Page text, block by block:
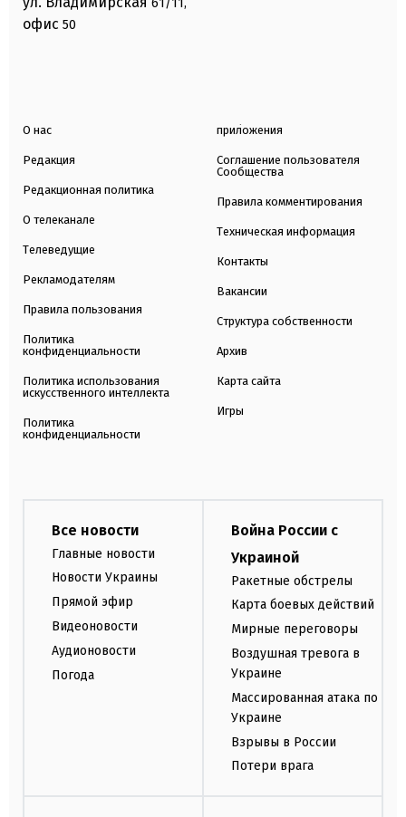
офис 50
О нас
Редакция
Редакционная политика
О телеканале
Телеведущие
Рекламодателям
Правила пользования
Политика
конфиденциальности
Политика использования
искусственного интеллекта
Политика
конфиденциальности
приложения
Соглашение пользователя
Сообщества
Правила комментирования
Техническая информация
Контакты
Вакансии
Структура собственности
Архив
Карта сайта
Игры
Все новости
Главные новости
Новости Украины
Прямой эфир
Видеоновости
Аудионовости
Погода
Война России с
Украиной
Ракетные обстрелы
Карта боевых действий
Мирные переговоры
Воздушная тревога в
Украине
Массированная атака по
Украине
Взрывы в России
Потери врага